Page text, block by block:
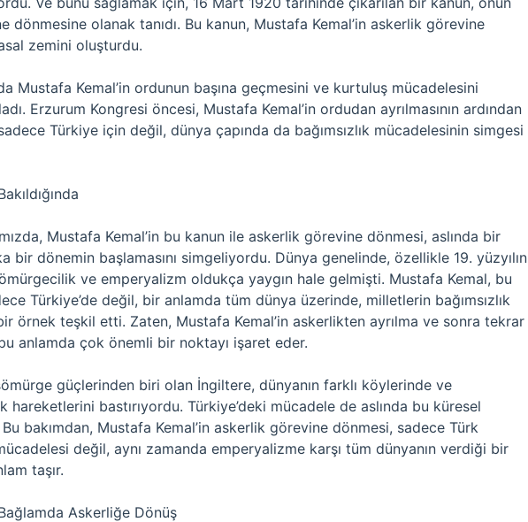
dönmesine olanak tanıdı. Bu kanun, Mustafa Kemal’in askerlik görevine
zemini oluşturdu.
Mustafa Kemal’in ordunun başına geçmesini ve kurtuluş mücadelesini
Erzurum Kongresi öncesi, Mustafa Kemal’in ordudan ayrılmasının ardından
Türkiye için değil, dünya çapında da bağımsızlık mücadelesinin simgesi
Mustafa Kemal’in bu kanun ile askerlik görevine dönmesi, aslında bir
bir dönemin başlamasını simgeliyordu. Dünya genelinde, özellikle 19. yüzyılın
ve emperyalizm oldukça yaygın hale gelmişti. Mustafa Kemal, bu
Türkiye’de değil, bir anlamda tüm dünya üzerinde, milletlerin bağımsızlık
örnek teşkil etti. Zaten, Mustafa Kemal’in askerlikten ayrılma ve sonra tekrar
anlamda çok önemli bir noktayı işaret eder.
güçlerinden biri olan İngiltere, dünyanın farklı köylerinde ve
hareketlerini bastırıyordu. Türkiye’deki mücadele de aslında bu küresel
Bu bakımdan, Mustafa Kemal’in askerlik görevine dönmesi, sadece Türk
değil, aynı zamanda emperyalizme karşı tüm dünyanın verdiği bir
taşır.
Askerliğe Dönüş